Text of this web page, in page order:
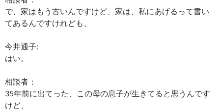
で、家はもう古いんですけど、家は、私にあげるって書い
てあるんですけれども、
今井通子:
はい。
相談者：
35年前に出てった、この母の息子が生きてると思うんです
けど、